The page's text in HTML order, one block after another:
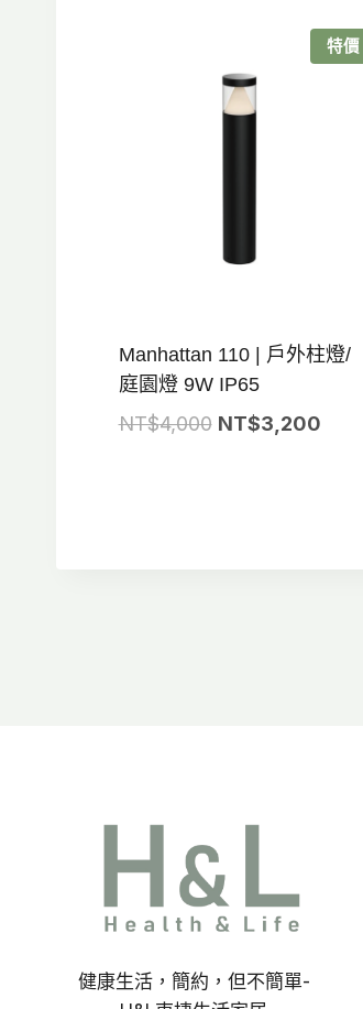
特價
Manhattan 110 | 戶外柱燈/
庭園燈 9W IP65
NT$4,000 原
NT$3,200目
健康生活，簡約，但不簡單-